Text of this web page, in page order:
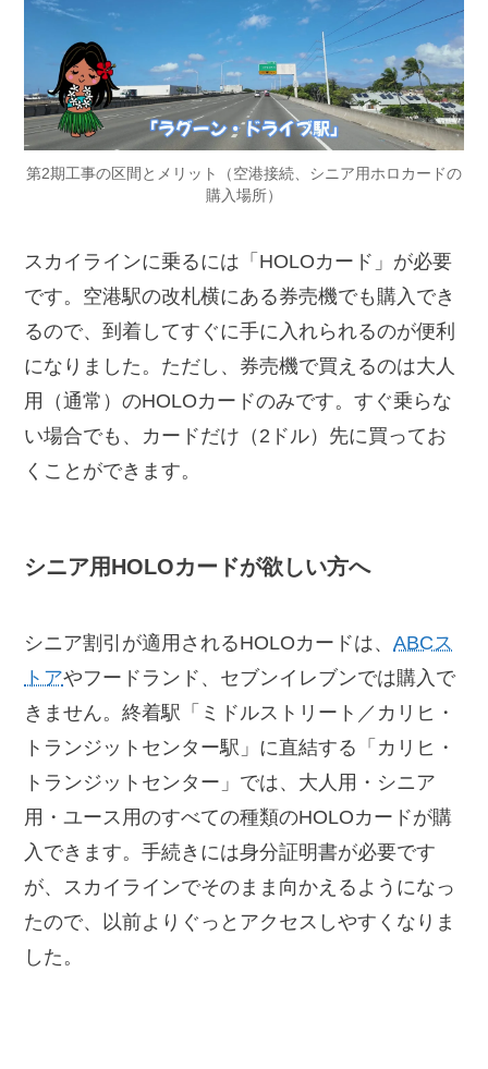
第2期工事の区間とメリット（空港接続、シニア用ホロカードの
購入場所）
スカイラインに乗るには「HOLOカード」が必要
です。空港駅の改札横にある券売機でも購入でき
るので、到着してすぐに手に入れられるのが便利
になりました。ただし、券売機で買えるのは大人
用（通常）のHOLOカードのみです。すぐ乗らな
い場合でも、カードだけ（2ドル）先に買ってお
くことができます。
シニア用HOLOカードが欲しい方へ
シニア割引が適用されるHOLOカードは、ABCス
トアやフードランド、セブンイレブンでは購入で
きません。終着駅「ミドルストリート／カリヒ・
トランジットセンター駅」に直結する「カリヒ・
トランジットセンター」では、大人用・シニア
用・ユース用のすべての種類のHOLOカードが購
入できます。手続きには身分証明書が必要です
が、スカイラインでそのまま向かえるようになっ
たので、以前よりぐっとアクセスしやすくなりま
した。